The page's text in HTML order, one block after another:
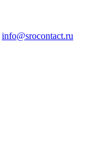
info@srocontact.ru